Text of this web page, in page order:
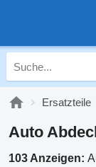
Ersatzteile
Auto
103 Anzeigen: